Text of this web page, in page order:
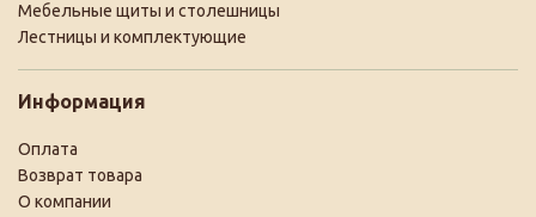
Мебельные щиты и столешницы
Лестницы и комплектующие
Информация
Оплата
Возврат товара
О компании